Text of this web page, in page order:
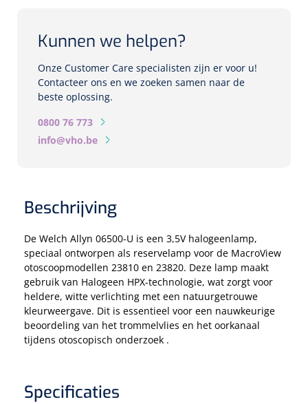
Optische biometers
Perimeters
Fundus Cameras
Echo
Spleetlampen
Opties
Spleetlamp
Speculaire Microscopen
Kunnen we helpen?
Onze Customer Care specialisten zijn er voor u!
Contacteer ons en we zoeken samen naar de
beste oplossing.
0800 76 773
info@vho.be
Beschrijving
De Welch Allyn 06500-U is een 3,5V halogeenlamp,
speciaal ontworpen als reservelamp voor de MacroView
otoscoopmodellen 23810 en 23820. Deze lamp maakt
gebruik van Halogeen HPX-technologie, wat zorgt voor
heldere, witte verlichting met een natuurgetrouwe
kleurweergave. Dit is essentieel voor een nauwkeurige
beoordeling van het trommelvlies en het oorkanaal
tijdens otoscopisch onderzoek .
Specificaties